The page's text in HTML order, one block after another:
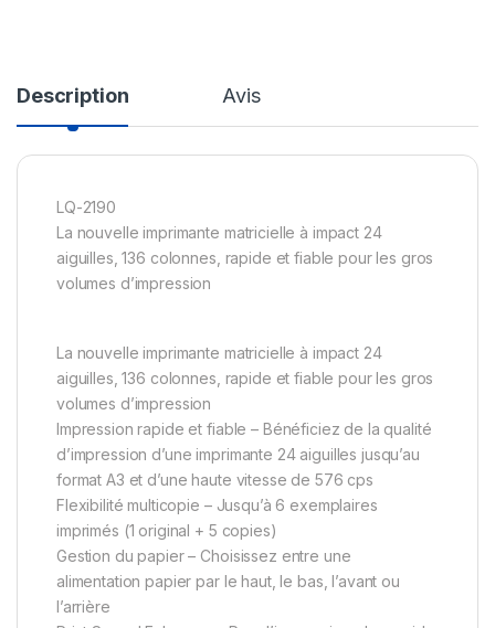
Description Avis
LQ-2190
La nouvelle imprimante matricielle à impact 24
aiguilles, 136 colonnes, rapide et fiable pour les gros
volumes d’impression
La nouvelle imprimante matricielle à impact 24
aiguilles, 136 colonnes, rapide et fiable pour les gros
volumes d’impression
Impression rapide et fiable – Bénéficiez de la qualité
d’impression d’une imprimante 24 aiguilles jusqu’au
format A3 et d’une haute vitesse de 576 cps
Flexibilité multicopie – Jusqu’à 6 exemplaires
imprimés (1 original + 5 copies)
Gestion du papier – Choisissez entre une
alimentation papier par le haut, le bas, l’avant ou
l’arrière